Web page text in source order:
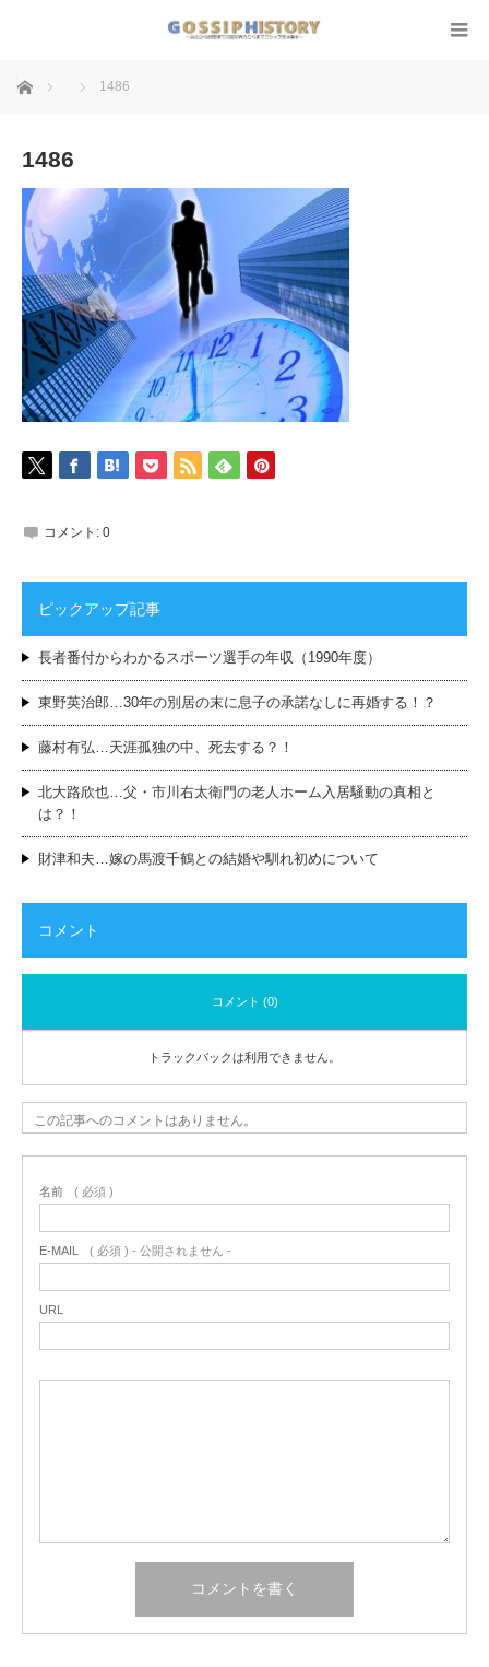
ホーム 1486
1486
コメント: 0
ピックアップ記事
長者番付からわかるスポーツ選手の年収（1990年度）
東野英治郎…30年の別居の末に息子の承諾なしに再婚する！？
藤村有弘…天涯孤独の中、死去する？！
北大路欣也…父・市川右太衛門の老人ホーム入居騒動の真相と
は？！
財津和夫…嫁の馬渡千鶴との結婚や馴れ初めについて
コメント
コメント (0)
トラックバックは利用できません。
この記事へのコメントはありません。
名前 ( 必須 )
E-MAIL ( 必須 ) - 公開されません -
URL